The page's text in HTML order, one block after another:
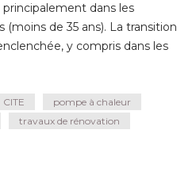
dans les
(moins de 35 ans). La transition
y compris dans les
CITE
pompe à chaleur
travaux de rénovation